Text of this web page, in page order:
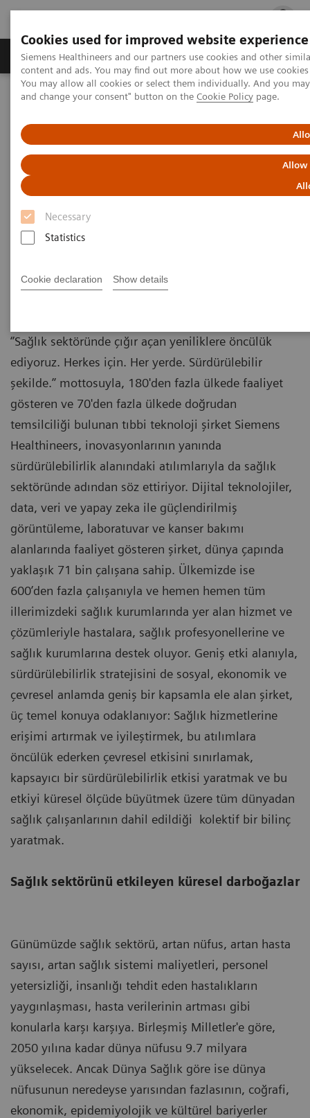
Cookies used for improved website experience
Siemens Healthineers and our partners use cookies and other
content and ads. You may find out more about how we use
You may allow all cookies or select them individually. And you
and change your consent" button on the Cookie Policy page.
Allow
Necessary
Statistics
Cookie declaration Show details
Ürün ve Hizmetler Öne Çıkanlar Sağlık
Siemens Healthineers Türkiye Basın
Basın Bültenleri
Sektörüne Öncülük Ediyor
Siemens Healthineers
Sürdürülebilirlik Hedefleriyle
de Sağlık Sektörüne Öncülük
Ediyor
‘’Sağlık sektöründe çığır açan yeniliklere öncülük
ediyoruz. Herkes için. Her yerde. Sürdürülebilir
şekilde.’’ mottosuyla, 180'den fazla ülkede faaliyet
gösteren ve 70'den fazla ülkede doğrudan
temsilciliği bulunan tıbbi teknoloji şirket Siemens
Healthineers, inovasyonlarının yanında
sürdürülebilirlik alanındaki atılımlarıyla da sağlık
sektöründe adından söz ettiriyor. Dijital teknolojiler,
data, veri ve yapay zeka ile güçlendirilmiş
görüntüleme, laboratuvar ve kanser bakımı
alanlarında faaliyet gösteren şirket, dünya çapında
yaklaşık 71 bin çalışana sahip. Ülkemizde ise
600’den fazla çalışanıyla ve hemen hemen tüm
illerimizdeki sağlık kurumlarında yer alan hizmet ve
çözümleriyle hastalara, sağlık profesyonellerine ve
sağlık kurumlarına destek oluyor. Geniş etki alanıyla,
sürdürülebilirlik stratejisini de sosyal, ekonomik ve
çevresel anlamda geniş bir kapsamla ele alan şirket,
üç temel konuya odaklanıyor: Sağlık hizmetlerine
erişimi artırmak ve iyileştirmek, bu atılımlara
öncülük ederken çevresel etkisini sınırlamak,
kapsayıcı bir sürdürülebilirlik etkisi yaratmak ve bu
etkiyi küresel ölçüde büyütmek üzere tüm dünyadan
sağlık çalışanlarının dahil edildiği kolektif bir bilinç
yaratmak.
Sağlık sektörünü etkileyen küresel darboğazlar
Günümüzde sağlık sektörü, artan nüfus, artan hasta
sayısı, artan sağlık sistemi maliyetleri, personel
yetersizliği, insanlığı tehdit eden hastalıkların
yaygınlaşması, hasta verilerinin artması gibi
konularla karşı karşıya. Birleşmiş Milletler'e göre,
2050 yılına kadar dünya nüfusu 9.7 milyara
yükselecek. Ancak Dünya Sağlık göre ise dünya
nüfusunun neredeyse yarısından fazlasının, coğrafi,
ekonomik, epidemiyolojik ve kültürel bariyerler